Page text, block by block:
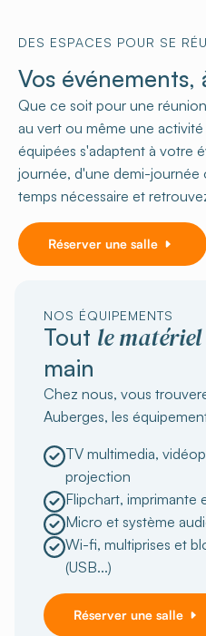
DES ESPACES POUR SE
Vos événements,
Que ce soit pour une
au vert ou même une
équipées s'adaptent à votre
journée, d'une demi-journée
temps nécessaire et
Réserver une salle
NOS ÉQUIPEMENTS
Tout le matériel
main
Chez nous, vous
Auberges, les
TV multimedia,
projection
Flipchart, imprimante
Micro et système
Wi-fi, multiprises et
(USB...)
Réserver une salle